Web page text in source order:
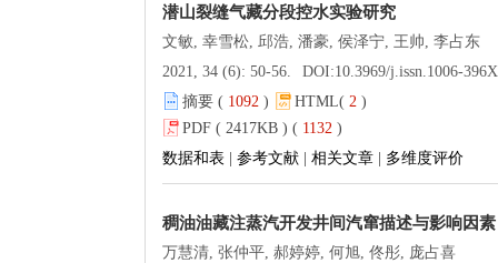
潜山裂缝气藏分段控水实验研究
文敏, 幸雪松, 邱浩, 潘豪, 侯泽宁, 王帅, 李占东
2021, 34 (6): 50-56.
DOI:10.3969/j.issn.1006-
摘要 ( 1092 ) HTML( 2 )
PDF ( 2417KB ) ( 1132 )
数据和表
参考文献 相关文章 多维度评价
稠油油藏注蒸汽开发井间汽窜描述与影响因素
万慧清, 张仲平, 郝婷婷, 何旭, 佟彤, 庞占喜